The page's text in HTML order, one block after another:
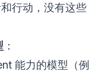
行动，没有这些
：
能力的模型（例